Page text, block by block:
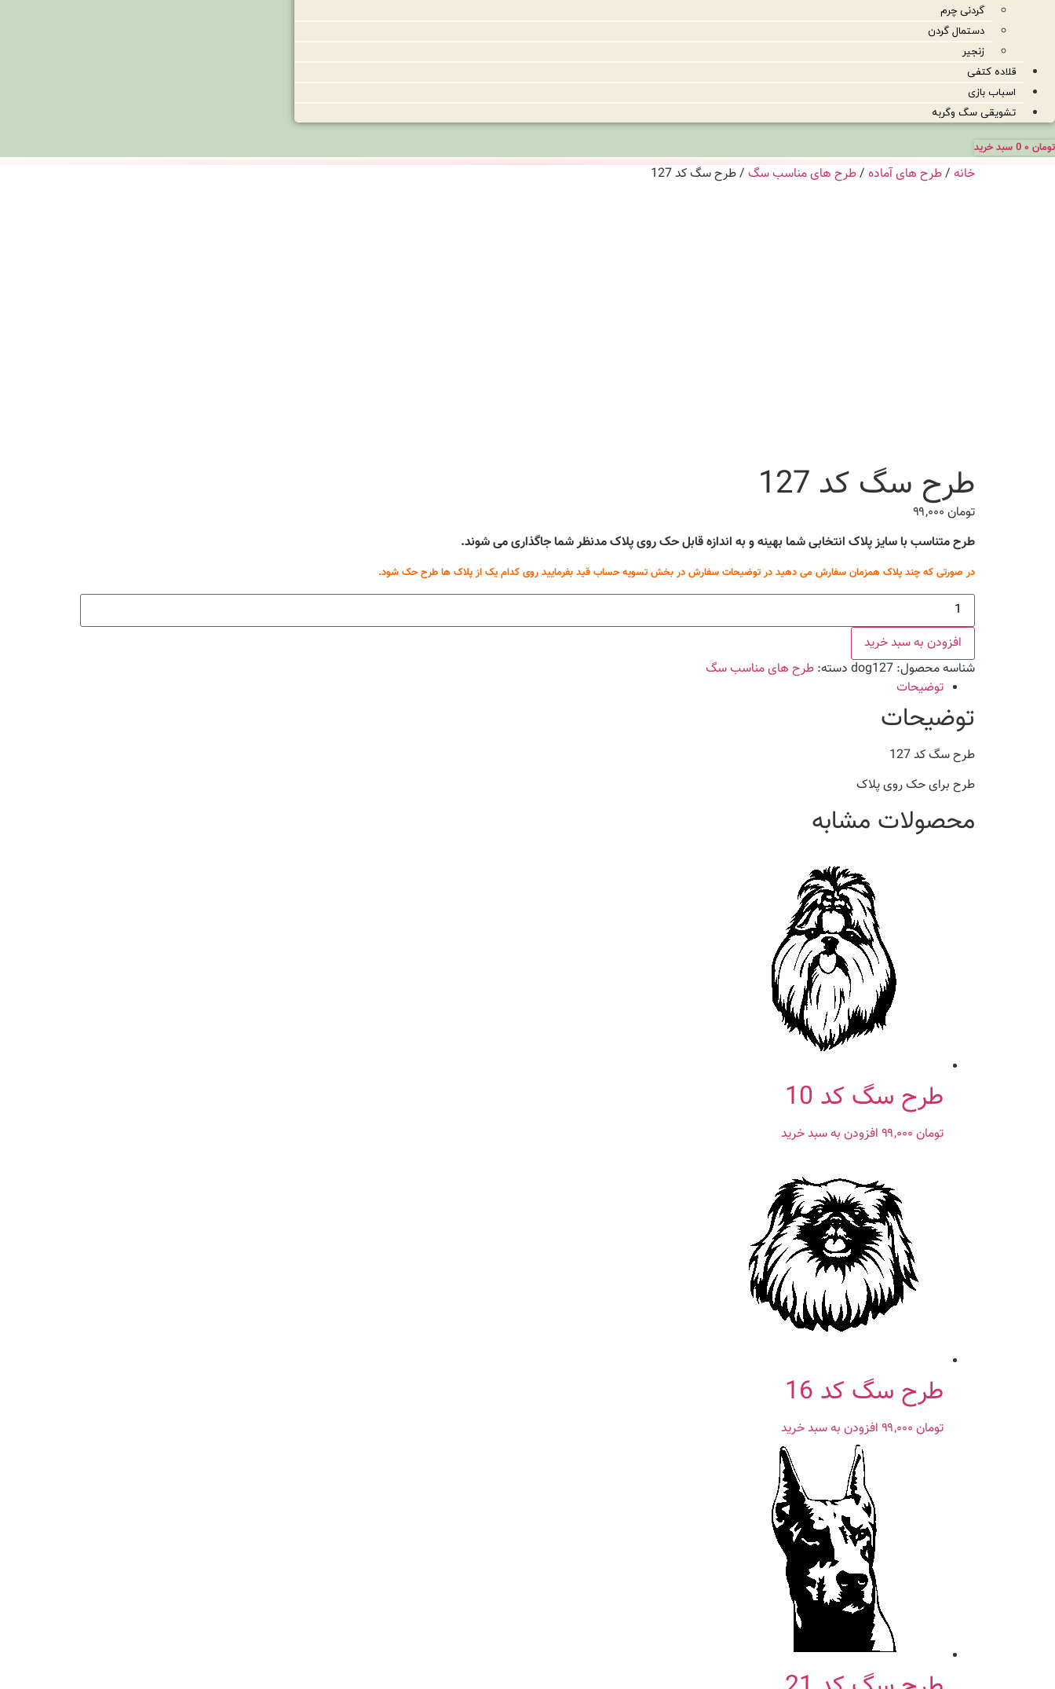
گردنی چرم
دستمال گردن
زنجیر
قلاده کتفی
اسباب بازی
تشویقی سگ وگربه
تومان 0 سبد خرید
خانه /طرح های آماده /طرح های مناسب سگ / طرح سگ کد 127
طرح سگ کد 127
تومان
طرح متناسب با سایز پلاک انتخابی شما بهینه و به اندازه قابل حک روی پلاک مدنظر شما جاگذاری می شوند.
در صورتی که چند پلاک همزمان سفارش می دهید در توضیحات سفارش در بخش تسویه حساب قید بفرمایید روی کدام یک از پلاک ها طرح حک شود.
طرح
سگ
کد
127
عددافزودن به سبد خرید
شناسه محصول: dog127 دسته: طرح های مناسب سگ
توضیحات
توضیحات
طرح سگ کد 127
طرح برای حک روی پلاک
محصولات مشابه
طرح سگ کد 10
تومان افزودن به سبد خرید
طرح سگ کد 16
تومان افزودن به سبد خرید